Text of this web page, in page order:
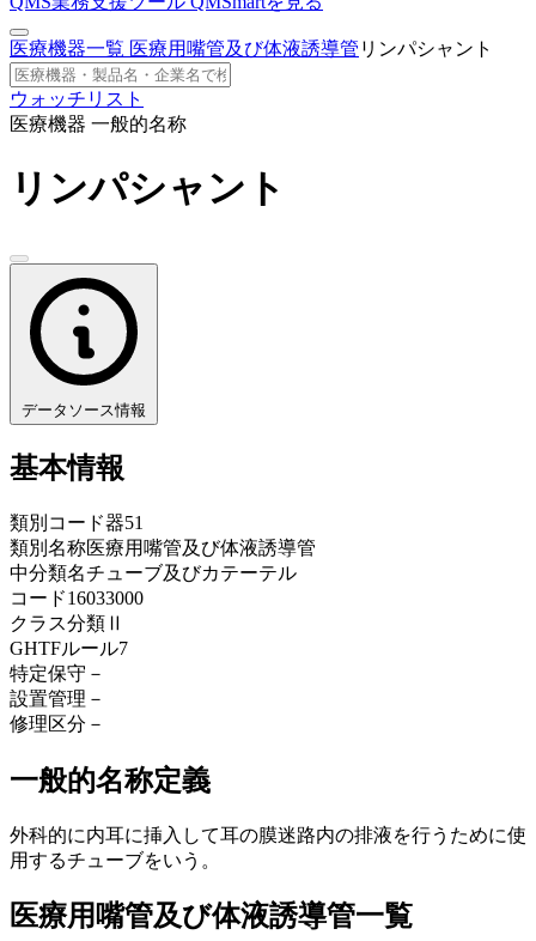
医療機器一覧 医療用嘴管及び体液誘導管 リンパシャント
ウォッチリスト
医療機器 一般的名称
リンパシャント
データソース情報
基本情報
類別コード器51
類別名称医療用嘴管及び体液誘導管
中分類名チューブ及びカテーテル
コード16033000
クラス分類 Ⅱ
GHTFルール7
特定保守 －
設置管理 －
修理区分 －
一般的名称定義
外科的に内耳に挿入して耳の膜迷路内の排液を行うために使
用するチューブをいう。
医療用嘴管及び体液誘導管一覧